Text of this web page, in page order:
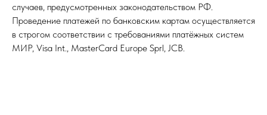
случаев, предусмотренных законодательством РФ.
Проведение платежей по банковским картам осуществляется
в строгом соответствии с требованиями платёжных систем
МИР, Visa Int., MasterCard Europe Sprl, JCB.